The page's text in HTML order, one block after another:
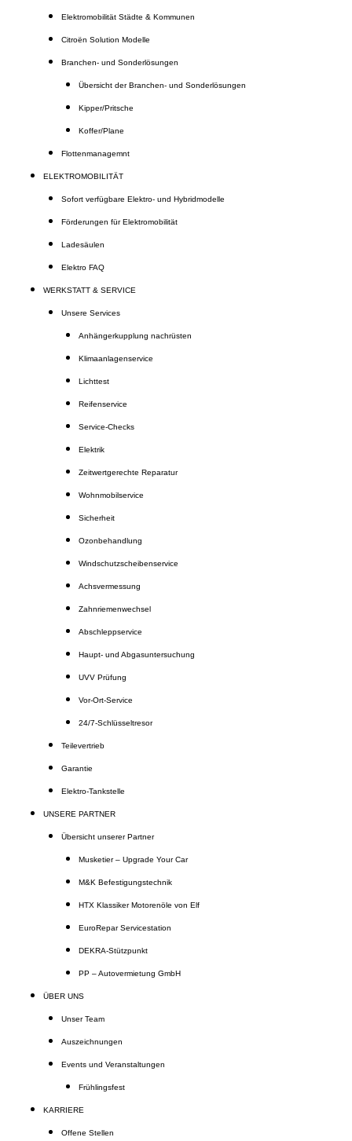
Elektromobilität Städte & Kommunen
Citroën Solution Modelle
Branchen- und Sonderlösungen
Übersicht der Branchen- und Sonderlösungen
Kipper/Pritsche
Koffer/Plane
Flottenmanagemnt
ELEKTROMOBILITÄT
Sofort verfügbare Elektro- und Hybridmodelle
Förderungen für Elektromobilität
Ladesäulen
Elektro FAQ
WERKSTATT & SERVICE
Unsere Services
Anhängerkupplung nachrüsten
Klimaanlagenservice
Lichttest
Reifenservice
Service-Checks
Elektrik
Zeitwertgerechte Reparatur
Wohnmobilservice
Sicherheit
Ozonbehandlung
Windschutzscheibenservice
Achsvermessung
Zahnriemenwechsel
Abschleppservice
Haupt- und Abgasuntersuchung
UVV Prüfung
Vor-Ort-Service
24/7-Schlüsseltresor
Teilevertrieb
Garantie
Elektro-Tankstelle
UNSERE PARTNER
Übersicht unserer Partner
Musketier – Upgrade Your Car
M&K Befestigungstechnik
HTX Klassiker Motorenöle von Elf
EuroRepar Servicestation
DEKRA-Stützpunkt
PP – Autovermietung GmbH
ÜBER UNS
Unser Team
Auszeichnungen
Events und Veranstaltungen
Frühlingsfest
KARRIERE
Offene Stellen